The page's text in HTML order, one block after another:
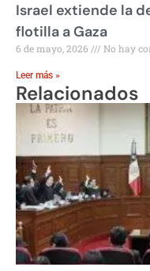
Israel extiende la
flotilla a Gaza
6 de mayo, 2026 No hay
Leer más »
Relacionados